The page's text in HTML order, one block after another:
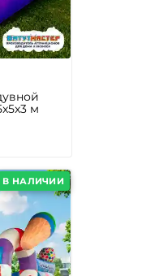
м
В НАЛИЧИИ